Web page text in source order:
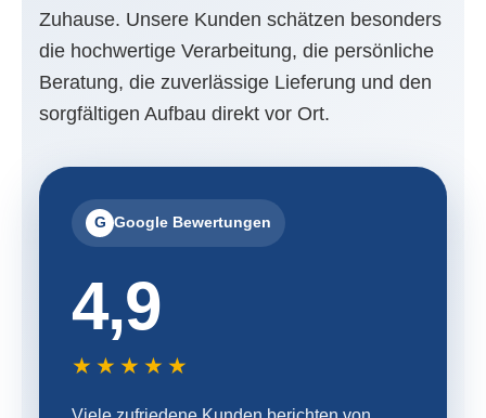
Zuhause. Unsere Kunden schätzen besonders
die hochwertige Verarbeitung, die persönliche
Beratung, die zuverlässige Lieferung und den
sorgfältigen Aufbau direkt vor Ort.
G Google Bewertungen
4,9
★★★★★